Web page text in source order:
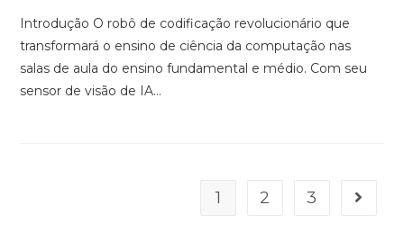
Introdução O robô de codificação revolucionário que
transformará o ensino de ciência da computação nas
salas de aula do ensino fundamental e médio. Com seu
sensor de visão de IA…
1 2 3